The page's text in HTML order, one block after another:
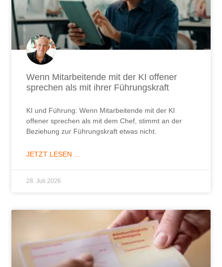
Wenn Mitarbeitende mit der KI offener
sprechen als mit ihrer Führungskraft
KI und Führung: Wenn Mitarbeitende mit der KI
offener sprechen als mit dem Chef, stimmt an der
Beziehung zur Führungskraft etwas nicht.
JETZT LESEN ...
28. Juli 2026